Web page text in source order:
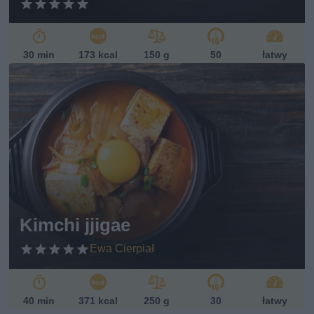
30 min 173 kcal 150 g 50 łatwy
Kimchi jjigae
Ewa Cierpiał
40 min 371 kcal 250 g 30 łatwy